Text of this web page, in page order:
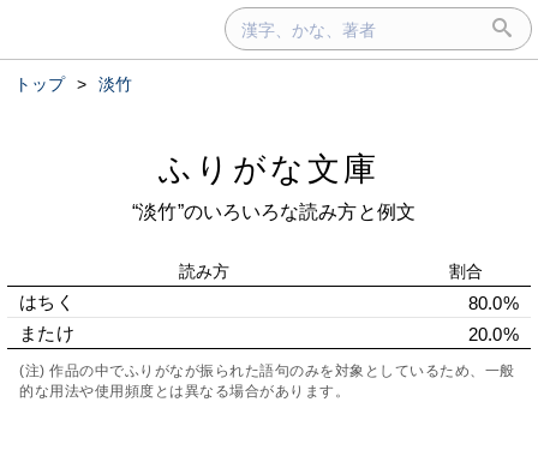
トップ > 淡竹
ふりがな文庫
“淡竹”のいろいろな読み方と例文
読み方 割合
はちく
80.0%
またけ
20.0%
(注) 作品の中でふりがなが振られた語句のみを対象としているため、一般
的な用法や使用頻度とは異なる場合があります。